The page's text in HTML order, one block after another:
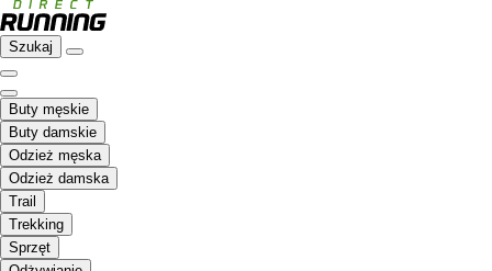
Szukaj
Buty męskie
Buty damskie
Odzież męska
Odzież damska
Trail
Trekking
Sprzęt